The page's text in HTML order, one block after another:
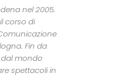
nel 2005.
corso di
Fin da
mondo
spettacoli in